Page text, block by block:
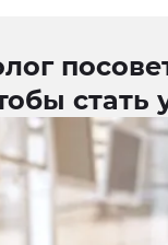
стать